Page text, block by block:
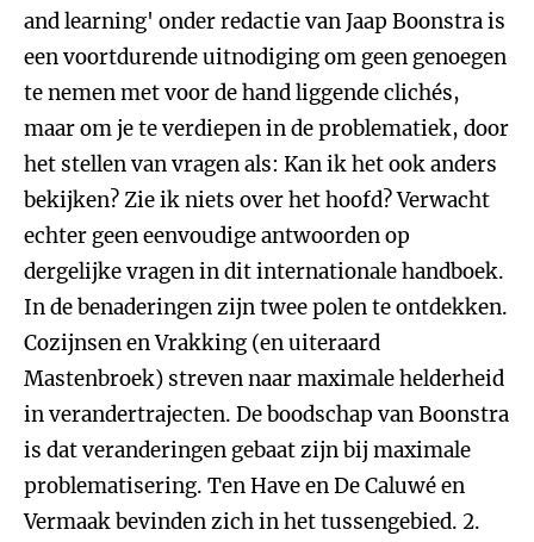
and learning' onder redactie van Jaap Boonstra is
een voortdurende uitnodiging om geen genoegen
te nemen met voor de hand liggende clichés,
maar om je te verdiepen in de problematiek, door
het stellen van vragen als: Kan ik het ook anders
bekijken? Zie ik niets over het hoofd? Verwacht
echter geen eenvoudige antwoorden op
dergelijke vragen in dit internationale handboek.
In de benaderingen zijn twee polen te ontdekken.
Cozijnsen en Vrakking (en uiteraard
Mastenbroek) streven naar maximale helderheid
in verandertrajecten. De boodschap van Boonstra
is dat veranderingen gebaat zijn bij maximale
problematisering. Ten Have en De Caluwé en
Vermaak bevinden zich in het tussengebied. 2.